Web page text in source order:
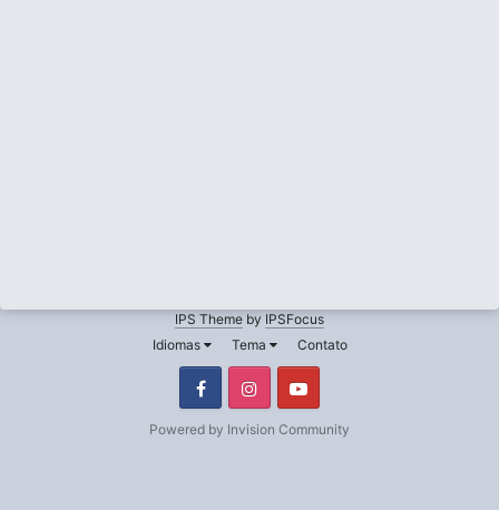
IPS Theme by IPSFocus
Idiomas
Tema Contato
FacebookInstagram
Powered by Invision Community